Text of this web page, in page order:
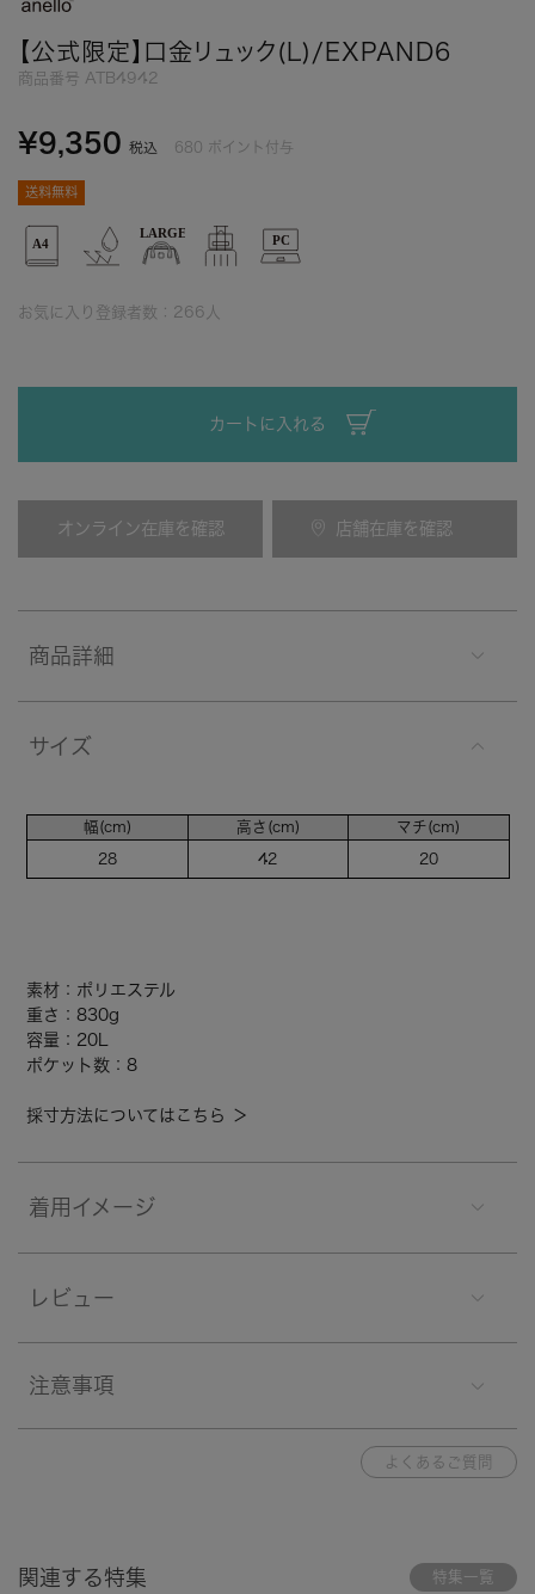
【公式限定】口金リュック(L)/EXPAND6
商品番号 ATB4942
¥9,350 税込 680 ポイント付与
送料無料
お気に入り登録者数： 266 人
カートに入れる
オンライン在庫を確認 店舗在庫を確認
商品詳細
サイズ
幅(cm)
28
高さ(cm)
42
マチ(cm)
20
素材：ポリエステル
重さ：830g
容量：20L
ポケット数：8
採寸方法についてはこちら ＞
着用イメージ
レビュー
注意事項
よくあるご質問
関連する特集 特集一覧